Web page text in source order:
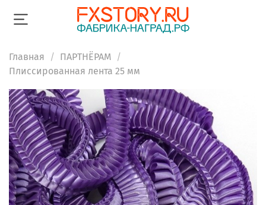
Главная
ПАРТНЁРАМ
Плиссированная лента 25 мм